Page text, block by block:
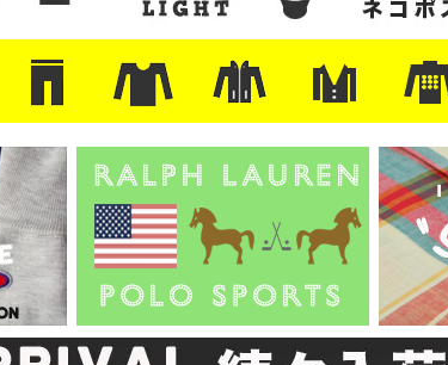
トライプ
ー/ウエスタ
・ショートパンツ
・アウトドア/グラミチ
・ジーンズ/ペインター
・Levi's RED
・ミリタリー/ワーク
・コーデュロイ/スタプレ
・コットン/スラックス/チノ
・オーバーオール/つなぎ
・ジャージ/スウェット/ナイロ
ン
・セントジェームス/ルミノア
・ロンT/サーマル/ラグビー・プリント/半袖/スウェット
・チャンピオン/リバース
・パーカー ・デニム/コットン
・アウトドア/フリース
・ジャージ/ナイロン
・ミリタリー/ワーク
・ウール/レザー
・スーツ/ジレ